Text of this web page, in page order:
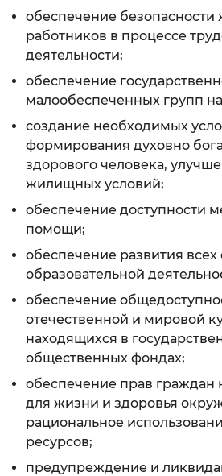
обеспечение безопасности
работников в процессе
деятельности;
обеспечение
малообеспеченных групп
создание необходимых
формирования духовно
здорового человека,
жилищных условий;
обеспечение доступности
помощи;
обеспечение развития
образовательной
обеспечение
отечественной и мировой
находящихся в
общественных фондах;
обеспечение прав граждан
для жизни и здоровья
рациональное
ресурсов;
предупреждение и